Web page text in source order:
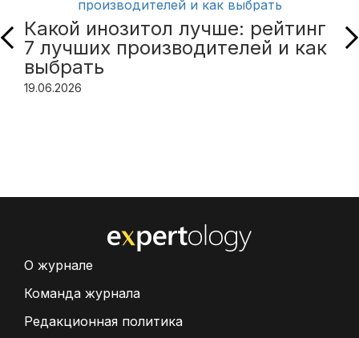
Какой инозитол лучше: рейтинг
7 лучших производителей и как
выбрать
19.06.2026
О журнале
Команда журнала
Редакционная политика